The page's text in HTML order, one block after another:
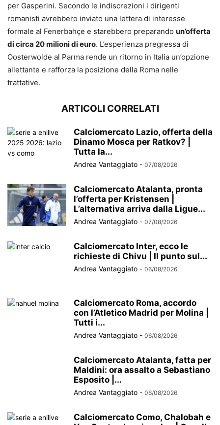
per Gasperini. Secondo le indiscrezioni i dirigenti
romanisti avrebbero inviato una lettera di interesse
formale al Fenerbahçe e starebbero preparando un’offerta
di circa 20 milioni di euro. L’esperienza pregressa di
Oosterwolde al Parma rende un ritorno in Italia un’opzione
allettante e rafforza la posizione della Roma nelle
trattative.
ARTICOLI CORRELATI
Calciomercato Lazio, offerta della
Dinamo Mosca per Ratkov? |
Tutta la...
Andrea Vantaggiato - 07/08/2026
Calciomercato Atalanta, pronta
l’offerta per Kristensen |
L’alternativa arriva dalla Ligue...
Andrea Vantaggiato - 07/08/2026
Calciomercato Inter, ecco le
richieste di Chivu | Il punto sul...
Andrea Vantaggiato - 06/08/2026
Calciomercato Roma, accordo
con l’Atletico Madrid per Molina |
Tutti i...
Andrea Vantaggiato - 06/08/2026
Calciomercato Atalanta, fatta per
Maldini: ora assalto a Sebastiano
Esposito |...
Andrea Vantaggiato - 06/08/2026
Calciomercato Como, Chalobah e